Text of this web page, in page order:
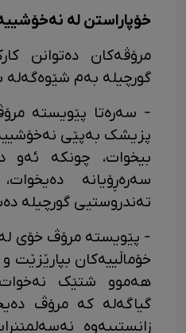
خۆپاراستن لە
مرۆڤەکان دەتوانن
گورچیلە بەم شێوەگەلە
- سەرەتا پێویستە
پزیشک بەپێی
بیخوات، چونکە ئەو
سەرەڕۆیانە
تەندروستیی گورچیلە
- پێویستە مرۆڤ خۆی لە
خۆماڵییەکان بپارێزێت
هەموو شتێک
گیاگەلە کە مرۆڤ
زانستییەوە